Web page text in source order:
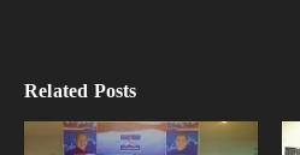
Related Posts